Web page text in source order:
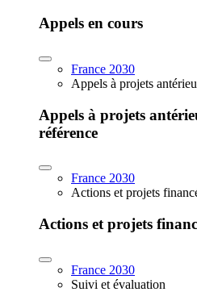
Appels en cours
France 2030
Appels à projets
Appels à projets
référence
France 2030
Actions et projets
Actions et projets
France 2030
Suivi et évaluation